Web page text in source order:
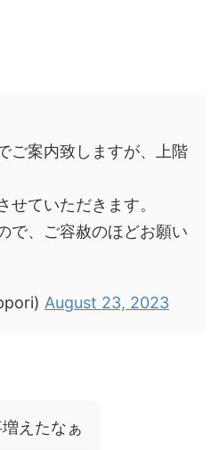
ご案内致しますが、上階
せていただきます。
で、ご容赦のほどお願い
August 23, 2023
えたなぁ